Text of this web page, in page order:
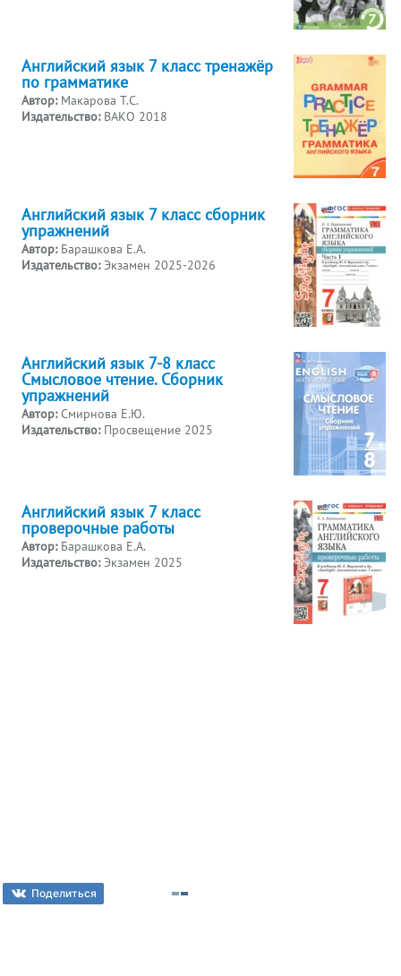
Английский язык 7 класс тренажёр
по грамматике
Автор: Макарова Т.С.
Издательство: ВАКО 2018
Английский язык 7 класс сборник
упражнений
Автор: Барашкова Е.А.
Издательство:Экзамен 2025-2026
Английский язык 7-8 класс
Смысловое чтение. Сборник
упражнений
Автор:Смирнова Е.Ю.
Издательство: Просвещение 2025
Английский язык 7 класс
проверочные работы
Автор: Барашкова Е.А.
Издательство:Экзамен 2025
Поделиться